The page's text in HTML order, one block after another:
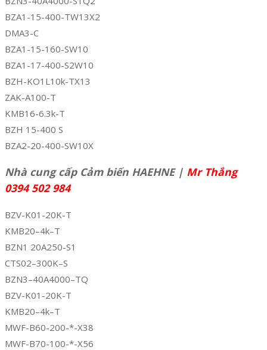
BZA1-15-400-TW13X2
DMA3-C
BZA1-15-160-SW10
BZA1-17-400-S2W10
BZH-KO1L10k-TX13
ZAK-A100-T
KMB16-6.3k-T
BZH 15-400 S
BZA2-20-400-SW10X
Nhà cung cấp Cảm biến HAEHNE | Mr Thắng
0394 502 984
BZV-K01-20K-T
KMB20–4k–T
BZN1 20A250-S1
CTS02–300K–S
BZN3–40A4000–TQ
BZV-K01-20K-T
KMB20–4k–T
MWF-B60-200-*-X38
MWF-B70-100-*-X56